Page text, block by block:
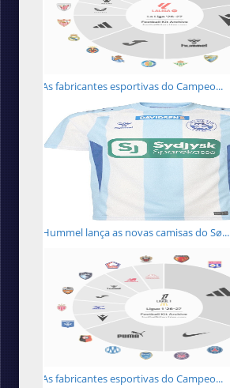
As fabricantes esportivas do Campeo...
Hummel lança as novas camisas do Sø...
As fabricantes esportivas do Campeo...